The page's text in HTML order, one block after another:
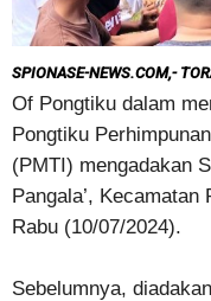
SPIONASE-NEWS.COM,-
Of Pongtiku dalam
Pongtiku
(PMTI) mengadakan
Pangala’,
Rabu (10/07/2024).
Sebelumnya,